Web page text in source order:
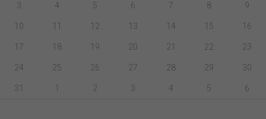
3 4 5 6 7 8 9
10 11 12 13 14 15 16
17 18 19 20 21 22 23
24 25 26 27 28 29 30
31 1 2 3 4 5 6